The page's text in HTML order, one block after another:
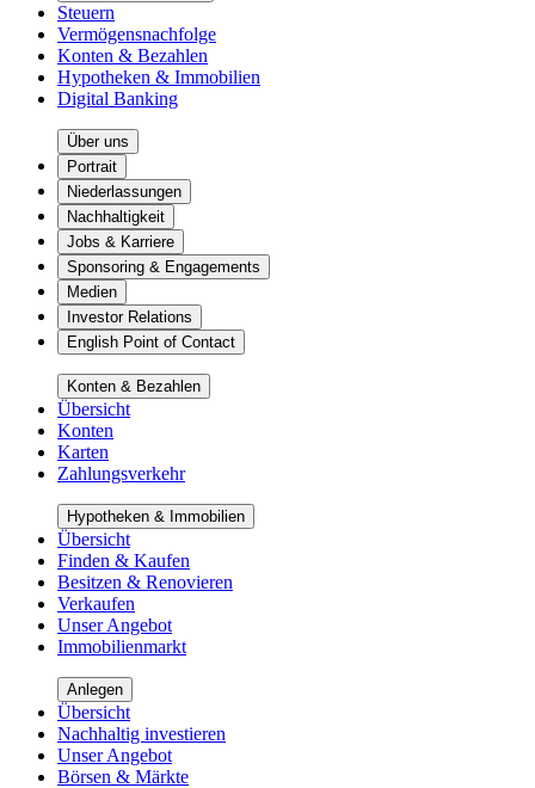
Steuern
Vermögensnachfolge
Konten & Bezahlen
Hypotheken & Immobilien
Digital Banking
Über uns
Portrait
Niederlassungen
Nachhaltigkeit
Jobs & Karriere
Sponsoring & Engagements
Medien
Investor Relations
English Point of Contact
Konten & Bezahlen
Übersicht
Konten
Karten
Zahlungsverkehr
Hypotheken & Immobilien
Übersicht
Finden & Kaufen
Besitzen & Renovieren
Verkaufen
Unser Angebot
Immobilienmarkt
Anlegen
Übersicht
Nachhaltig investieren
Unser Angebot
Börsen & Märkte